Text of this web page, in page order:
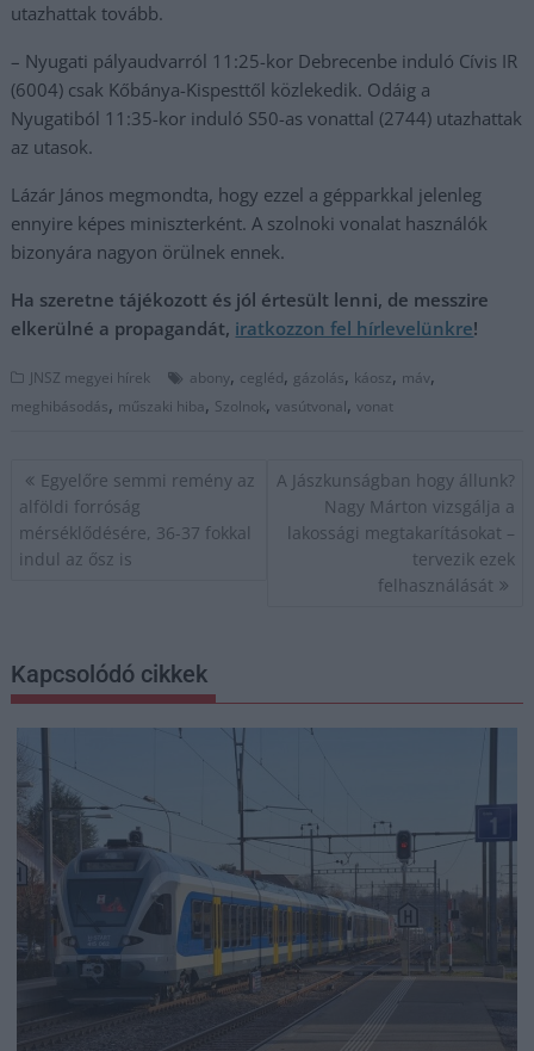
utazhattak tovább.
– Nyugati pályaudvarról 11:25-kor Debrecenbe induló Cívis IR
(6004) csak Kőbánya-Kispesttől közlekedik. Odáig a
Nyugatiból 11:35-kor induló S50-as vonattal (2744) utazhattak
az utasok.
Lázár János megmondta, hogy ezzel a gépparkkal jelenleg
ennyire képes miniszterként. A szolnoki vonalat használók
bizonyára nagyon örülnek ennek.
Ha szeretne tájékozott és jól értesült lenni, de messzire
elkerülné a propagandát, iratkozzon fel hírlevelünkre!
JNSZ megyei hírek abony, cegléd, gázolás, káosz, máv,
meghibásodás, műszaki hiba, Szolnok,vasútvonal,vonat
Bejegyzés
navigáció
Egyelőre semmi remény az
alföldi forróság
mérséklődésére, 36-37 fokkal
indul az ősz is
A Jászkunságban hogy állunk?
Nagy Márton vizsgálja a
lakossági megtakarításokat –
tervezik ezek
felhasználását
Kapcsolódó cikkek